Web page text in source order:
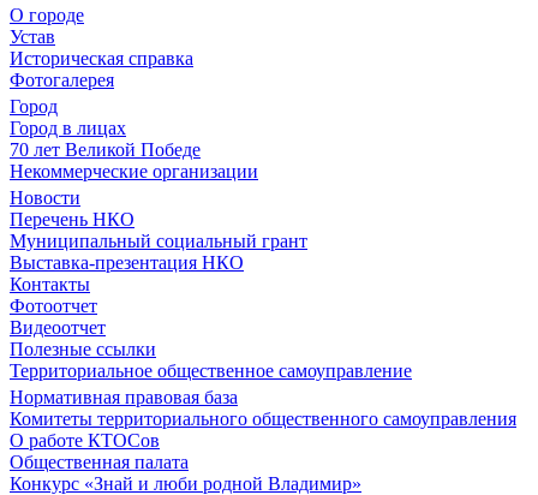
О городе
Устав
Историческая справка
Фотогалерея
Город
Город в лицах
70 лет Великой Победе
Некоммерческие организации
Новости
Перечень НКО
Муниципальный социальный грант
Выставка-презентация НКО
Контакты
Фотоотчет
Видеоотчет
Полезные ссылки
Территориальное общественное самоуправление
Нормативная правовая база
Комитеты территориального общественного самоуправления
О работе КТОСов
Общественная палата
Конкурс «Знай и люби родной Владимир»